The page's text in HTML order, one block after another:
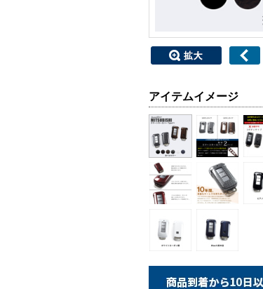
アイテムイメージ